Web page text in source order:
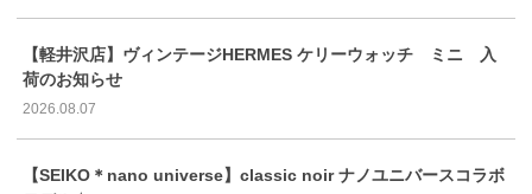
【軽井沢店】ヴィンテージHERMES ケリーウォッチ ミニ 入
荷のお知らせ
2026.08.07
【SEIKO＊nano universe】classic noir ナノユニバースコラボ